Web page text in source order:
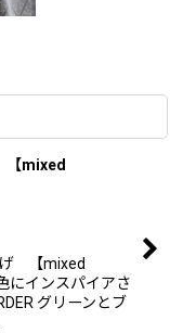
【mixed
げ 【mixed
にインスパイアさ
グリーンとブ